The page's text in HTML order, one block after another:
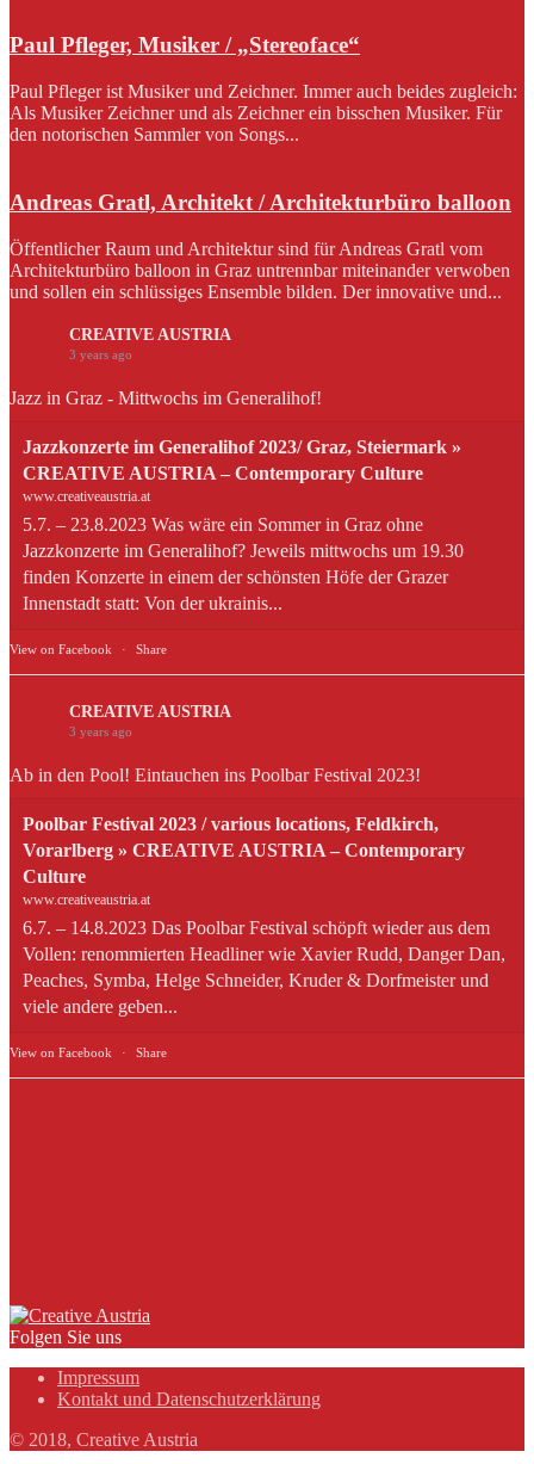
Paul Pfleger, Musiker / „Stereoface“
Paul Pfleger ist Musiker und Zeichner. Immer auch beides zugleich:
Als Musiker Zeichner und als Zeichner ein bisschen Musiker. Für
den notorischen Sammler von Songs...
Andreas Gratl, Architekt / Architekturbüro balloon
Öffentlicher Raum und Architektur sind für Andreas Gratl vom
Architekturbüro balloon in Graz untrennbar miteinander verwoben
und sollen ein schlüssiges Ensemble bilden. Der innovative und...
CREATIVE AUSTRIA
3 years ago
Jazz in Graz - Mittwochs im Generalihof!
Jazzkonzerte im Generalihof 2023/ Graz, Steiermark »
CREATIVE AUSTRIA – Contemporary Culture
www.creativeaustria.at
5.7. – 23.8.2023 Was wäre ein Sommer in Graz ohne
Jazzkonzerte im Generalihof? Jeweils mittwochs um 19.30
finden Konzerte in einem der schönsten Höfe der Grazer
Innenstadt statt: Von der ukrainis...
View on Facebook · Share
CREATIVE AUSTRIA
3 years ago
Ab in den Pool! Eintauchen ins Poolbar Festival 2023!
Poolbar Festival 2023 / various locations, Feldkirch,
Vorarlberg » CREATIVE AUSTRIA – Contemporary
Culture
www.creativeaustria.at
6.7. – 14.8.2023 Das Poolbar Festival schöpft wieder aus dem
Vollen: renommierten Headliner wie Xavier Rudd, Danger Dan,
Peaches, Symba, Helge Schneider, Kruder & Dorfmeister und
viele andere geben...
View on Facebook · Share
Folgen Sie uns
Impressum
Kontakt und Datenschutzerklärung
© 2018, Creative Austria